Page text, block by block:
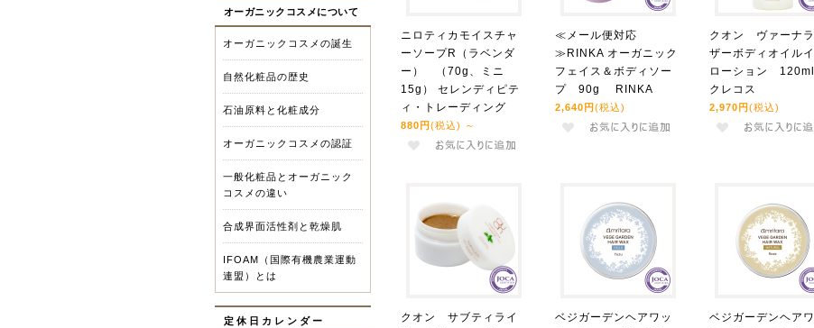
オーガニックコスメについて
オーガニックコスメの誕生
自然化粧品の歴史
石油原料と化粧成分
オーガニックコスメの認証
一般化粧品とオーガニック
コスメの違い
合成界面活性剤と乾燥肌
IFOAM（国際有機農業運動
連盟）とは
定休日カレンダー
ニロティカモイスチャ
ーソープR（ラベンダ
ー） （70g、ミニ
15g） セレンディピテ
ィ・トレーディング
880円 (税込) ～
≪メール便対応
≫RINKA オーガニック
フェイス＆ボディソー
プ 90g RINKA
2,640円 (税込)
クオン ヴァーナラ
ザーボディオイル
ローション
クレコス
2,970円 (税込)
クオン サブティライ
ベジガーデンヘアワッ
ベジガーデンヘア